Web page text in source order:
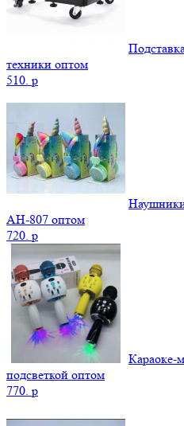
техники оптом
510. p
AH-807 оптом
720. p
Караоке-
подсветкой оптом
770. p